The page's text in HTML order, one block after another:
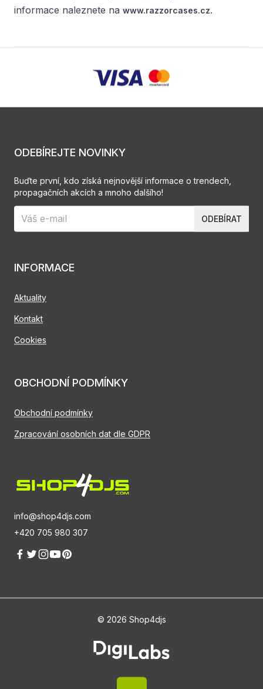
informace naleznete na www.razzorcases.cz.
info@shop4djs.com
+420 705 980 307
INFORMACE
Aktuality
Kontakt
Cookies
OBCHODNÍ PODMÍNKY
Obchodní podmínky
Zpracování osobních dat dle GDPR
ODEBÍREJTE NOVINKY
Buďte první, kdo získá nejnovější informace o trendech,
propagačních akcích a mnoho dalšího!
ODEBÍRAT
© 2026 Shop4djs